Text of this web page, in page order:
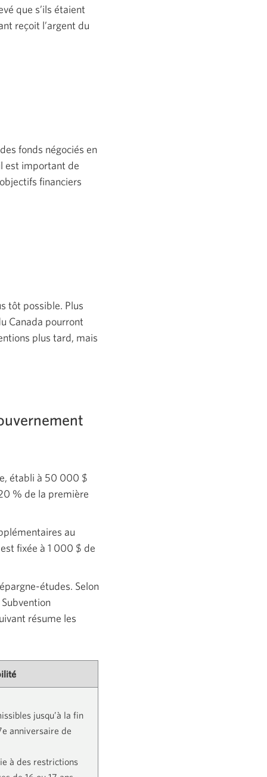
que s’ils étaient
reçoit l’argent du
fonds négociés en
est important de
financiers
tôt possible. Plus
Canada pourront
plus tard, mais
établi à 50 000 $
% de la première
au
fixée à 1 000 $ de
études. Selon
résume les
jusqu’à la fin
anniversaire de
à des restrictions